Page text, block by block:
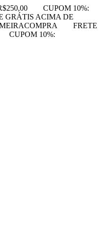
CUPOM 10%:
GRÁTIS ACIMA DE
FRETE
CUPOM 10%: